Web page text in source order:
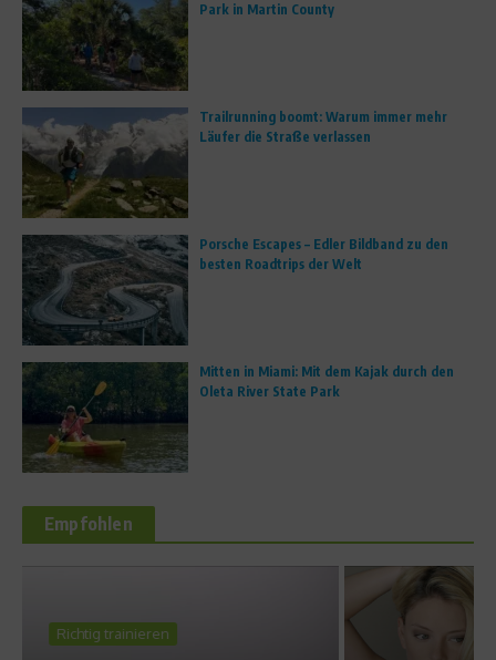
Park in Martin County
Trailrunning boomt: Warum immer mehr
Läufer die Straße verlassen
Porsche Escapes – Edler Bildband zu den
besten Roadtrips der Welt
Mitten in Miami: Mit dem Kajak durch den
Oleta River State Park
Empfohlen